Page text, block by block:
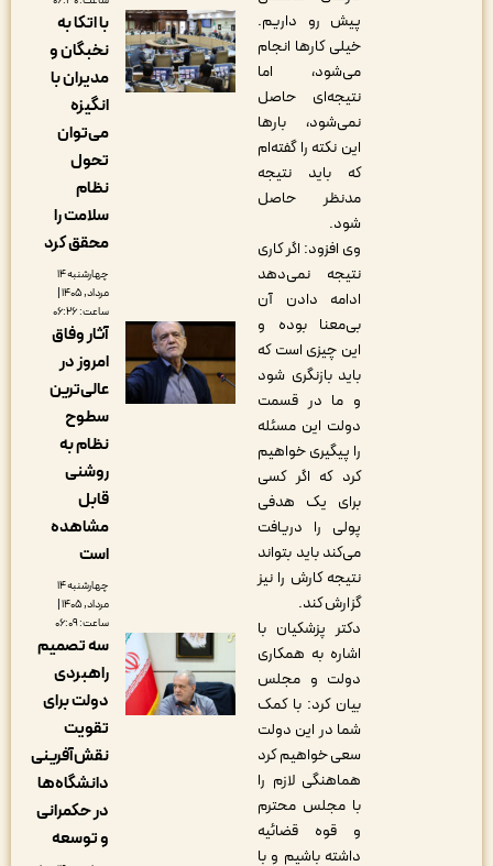
پیش رو داریم.
خیلی کارها انجام
می‌شود، اما
نتیجه‌ای حاصل
نمی‌شود، بارها
این نکته را گفته‌ام
که باید نتیجه
مدنظر حاصل
وی افزود: اگر کاری
نتیجه نمی‌دهد
ادامه دادن آن
بی‌معنا بوده و
این چیزی است که
باید بازنگری شود
و ما در قسمت
دولت این مسئله
را پیگیری خواهیم
کرد که اگر کسی
برای یک هدفی
پولی را دریافت
می‌کند باید بتواند
نتیجه کارش را نیز
گزارش کند.
دکتر پزشکیان با
اشاره به همکاری
دولت و مجلس
بیان کرد: با کمک
شما در این دولت
سعی خواهیم کرد
هماهنگی لازم را
با مجلس محترم
و قوه قضائیه
داشته باشیم و با
با اتکا به
نخبگان و
مدیران با
می‌توان
سلامت را
محقق کرد
چهارشنبه ۱۴
مرداد, ۱۴۰۵ |
آثار وفاق
امروز در
عالی‌ترین
نظام به
مشاهده
چهارشنبه ۱۴
مرداد, ۱۴۰۵ |
سه تصمیم
راهبردی
دولت برای
نقش‌آفرینی
دانشگاه‌ها
در حکمرانی
و توسعه